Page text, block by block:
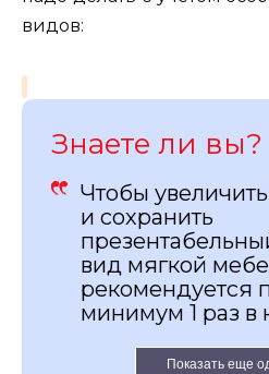
видов:
Знаете ли вы?
Чтобы
и сохранить
вид мягкой
рекомендуется
минимум 1 раз в
Показать еще